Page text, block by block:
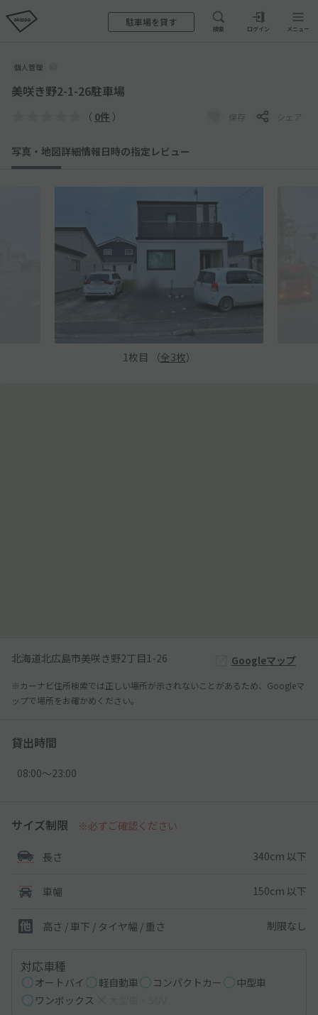
駐車場を貸す
検索 ログイン メニュー
個人管理
美咲き野2-1-26駐車場
（ 0件 ） 保存 シェア
写真・地図詳細情報日時の指定 レビュー
1 枚目 （全3枚）
北海道北広島市美咲き野2丁目1-26 Googleマップ
※カーナビ住所検索では正しい場所が示されないことがあるため、Googleマ
ップで場所をお確かめください。
貸出時間
08:00〜23:00
サイズ制限 ※必ずご確認ください
長さ 340cm 以下
車幅 150cm 以下
高さ / 車下 / タイヤ幅 / 重さ 制限なし
対応車種
オートバイ 軽自動車 コンパクトカー
中型車
ワンボックス